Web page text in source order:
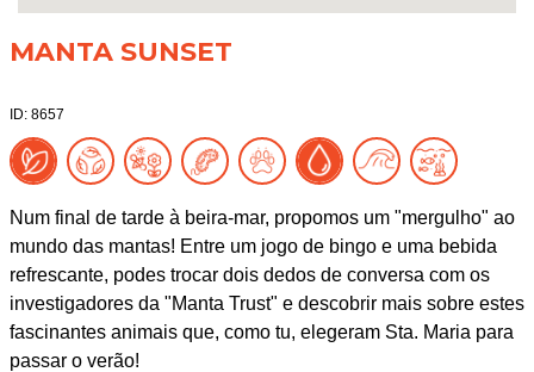
MANTA SUNSET
ID: 8657
Num final de tarde à beira-mar, propomos um "mergulho" ao
mundo das mantas! Entre um jogo de bingo e uma bebida
refrescante, podes trocar dois dedos de conversa com os
investigadores da "Manta Trust" e descobrir mais sobre estes
fascinantes animais que, como tu, elegeram Sta. Maria para
passar o verão!